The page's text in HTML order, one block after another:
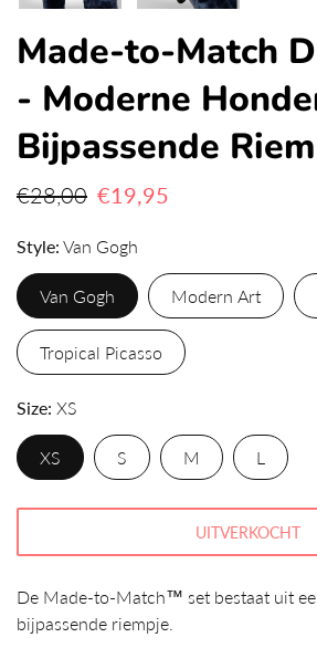
Made-to-Match
- Moderne
Bijpassende
€28,00 €19,95
Style Van Gogh
Van Gogh Modern Art
Tropical Picasso
Size XS
XS S M L
UITVERKOCHT
De Made-to-Match™ set bestaat uit
bijpassende riempje.